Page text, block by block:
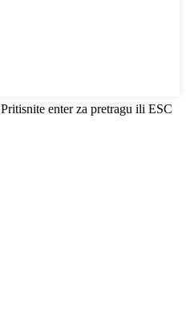
Pritisnite enter za pretragu ili ESC